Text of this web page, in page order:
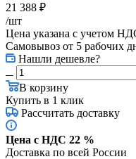
21 388 ₽
/шт
Цена указана с учетом
Самовывоз от 5 рабочих
Нашли дешевле?
В корзину
Купить в 1 клик
Рассчитать доставку
Цена с НДС 22 %
Доставка по всей России